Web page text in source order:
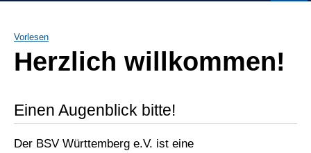
Vorlesen
Herzlich willkommen!
Einen Augenblick bitte!
Der BSV Württemberg e.V. ist eine